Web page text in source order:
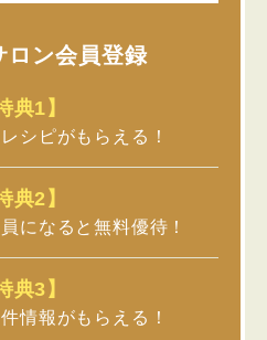
ロン会員登録
典1】
シピがもらえる！
典2】
になると無料優待！
典3】
情報がもらえる！